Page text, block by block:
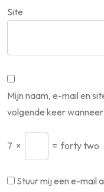
Site
Mijn naam, e-mail en
volgende keer
7 × = forty two
Stuur mij een e-mail